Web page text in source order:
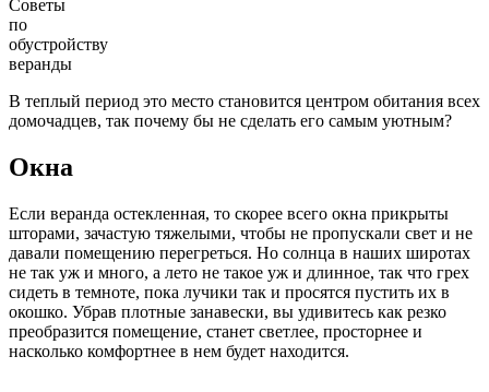
Советы
по
обустройству
веранды
В теплый период это место становится центром обитания всех
домочадцев, так почему бы не сделать его самым уютным?
Окна
Если веранда остекленная, то скорее всего окна прикрыты
шторами, зачастую тяжелыми, чтобы не пропускали свет и не
давали помещению перегреться. Но солнца в наших широтах
не так уж и много, а лето не такое уж и длинное, так что грех
сидеть в темноте, пока лучики так и просятся пустить их в
окошко. Убрав плотные занавески, вы удивитесь как резко
преобразится помещение, станет светлее, просторнее и
насколько комфортнее в нем будет находится.